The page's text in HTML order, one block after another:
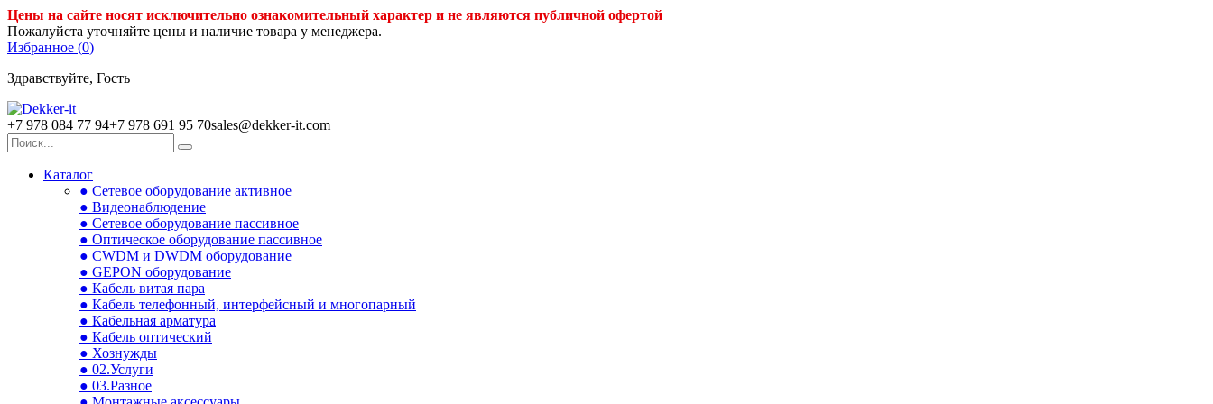
Цены на сайте носят исключительно ознакомительный характер и не являются публичной офертой
Пожалуйста уточняйте цены и наличие товара у менеджера.
Избранное (0)
Здравствуйте, Гость
+7 978 084 77 94+7 978 691 95 70sales@dekker-it.com
Каталог
● Сетевое оборудование активное
● Видеонаблюдение
● Сетевое оборудование пассивное
● Оптическое оборудование пассивное
● CWDM и DWDM оборудование
● GEPON оборудование
● Кабель витая пара
● Кабель телефонный, интерфейсный и многопарный
● Кабельная арматура
● Кабель оптический
● Хознужды
● 02.Услуги
● 03.Разное